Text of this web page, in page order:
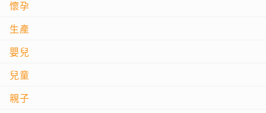
懷孕
生產
嬰兒
兒童
親子